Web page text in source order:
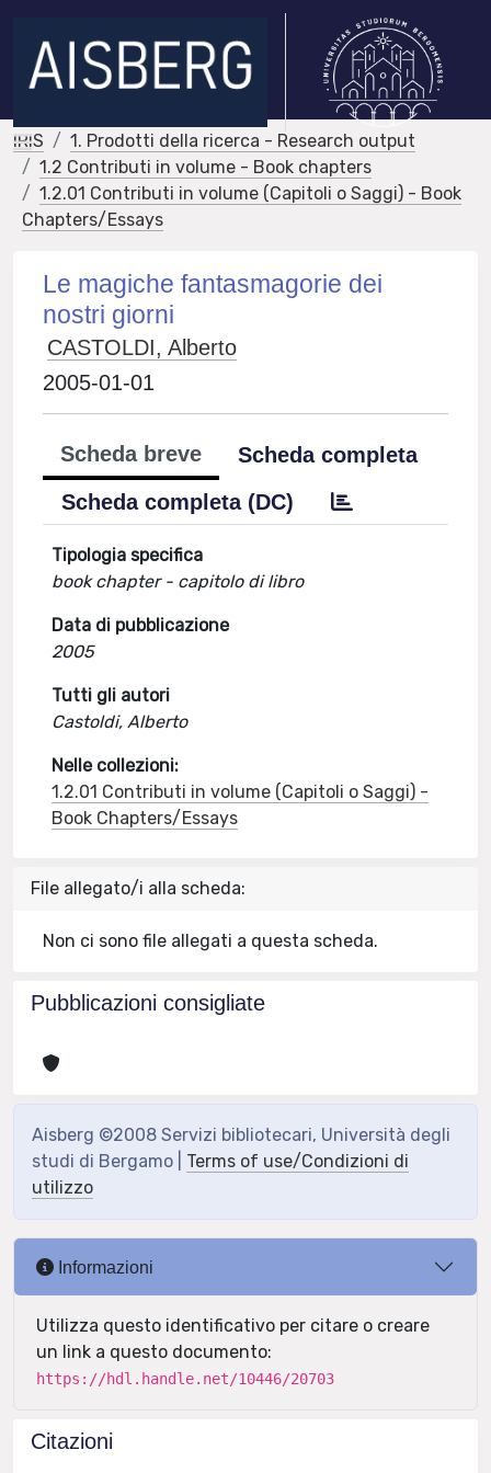
IRIS
1. Prodotti della ricerca - Research output
1.2 Contributi in volume - Book chapters
1.2.01 Contributi in volume (Capitoli o Saggi) - Book
Chapters/Essays
Le magiche fantasmagorie dei
nostri giorni
CASTOLDI, Alberto
2005-01-01
Scheda breve
Scheda completa
Scheda completa (DC)
Tipologia specifica
book chapter - capitolo di libro
Data di pubblicazione
2005
Tutti gli autori
Castoldi, Alberto
Nelle collezioni:
1.2.01 Contributi in volume (Capitoli o Saggi) -
Book Chapters/Essays
File allegato/i alla scheda:
Non ci sono file allegati a questa scheda.
Pubblicazioni consigliate
Aisberg ©2008 Servizi bibliotecari, Università degli
studi di Bergamo | Terms of use/Condizioni di
utilizzo
Informazioni
Utilizza questo identificativo per citare o creare
un link a questo documento:
https://hdl.handle.net/10446/20703
Citazioni